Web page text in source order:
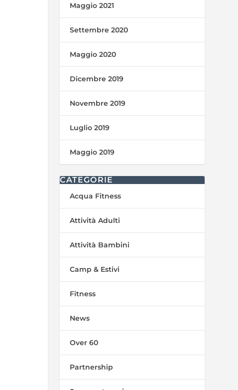
Maggio 2021
Settembre 2020
Maggio 2020
Dicembre 2019
Novembre 2019
Luglio 2019
Maggio 2019
CATEGORIE
Acqua Fitness
Attività Adulti
Attività Bambini
Camp & Estivi
Fitness
News
Over 60
Partnership